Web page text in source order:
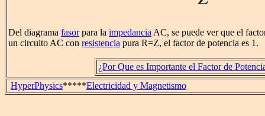
Del diagrama fasorpara la impedanciaAC, se puede ver que el
un circuito AC con resistencia pura R=Z, el factor de potencia es 1.
¿Por Que es Importante el Factor de
HyperPhysics*****Electricidad y Magnetismo